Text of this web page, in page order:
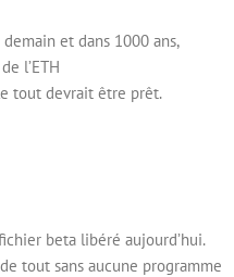
et dans 1000 ans,
l’ETH
tout devrait être prêt.
beta libéré aujourd’hui.
tout sans aucune programme